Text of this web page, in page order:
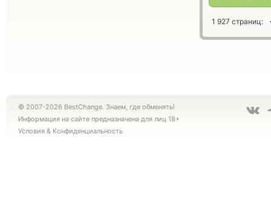
1 927 страниц:
© 2007-2026 BestChange. Знаем, где обменять!
Информация на сайте предназначена для лиц 18+
Условия & Конфиденциальность